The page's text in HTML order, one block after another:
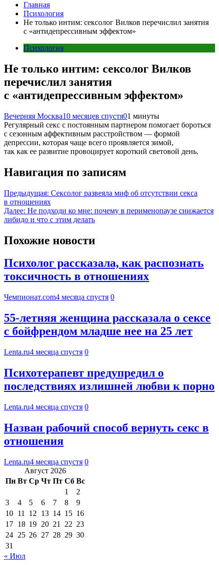
Главная
Психология
Не только интим: сексолог Вилков перечислил занятия
с «антидепрессивным эффектом»
Психология
Не только интим: сексолог Вилков
перечислил занятия
с «антидепрессивным эффектом»
Вечерняя Москва10 месяцев спустя01 минуты
Регулярный секс с постоянным партнером помогает бороться
с сезонным аффективным расстройством — формой
депрессии, которая чаще всего проявляется зимой,
так как ее развитие провоцирует короткий световой день.
Навигация по записям
Предыдущая: Сексолог развеяла миф об отсутствии секса
в отношениях
Далее: Не подходи ко мне: почему в перименопаузе снижается
либидо и что с этим делать
Похожие новости
Психолог рассказала, как распознать
токсичность в отношениях
Чемпионат.com4 месяца спустя 0
55-летняя женщина рассказала о сексе
с бойфрендом младше нее на 25 лет
Lenta.ru4 месяца спустя 0
Психотерапевт предупредил о
последствиях излишней любви к порно
Lenta.ru4 месяца спустя 0
Назван рабочий способ вернуть секс в
отношения
Lenta.ru4 месяца спустя 0
Август 2026
Пн Вт Ср Чт Пт Сб Вс
1
2
3
4 5 6 7 8
9
10 11 12 13 14 15 16
17 18 19 20 21 22 23
24 25 26 27 28 29 30
31
« Июл